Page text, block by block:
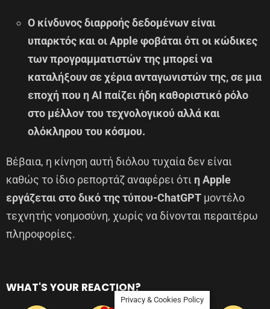
Ο κίνδυνος διαρροής δεδομένων είναι
υπαρκτός και οι Apple φοβάται ότι οι κώδικες
των προγραμματιστών της μπορεί να
καταλήξουν σε χέρια ανταγωνιστών της, σε μια
εποχή που η ΑΙ παίζει ήδη καθοριστικό ρόλο
στο μέλλον του τεχνολογικού αλλά και
ολόκληρου του κόσμου.
Βέβαια, η κίνηση αυτή διόλου τυχαία δεν είναι
καθώς το ίδιο ρεπορτάζ αναφέρει ότι η Apple
εργάζεται στο δικό της τύπου-ChatGPT μοντέλο
τεχνητής νοημοσύνη, χωρίς να δίνονται περαιτέρω
πληροφορίες.
WHAT'S YOUR REACTION?
Privacy & Cookies Policy